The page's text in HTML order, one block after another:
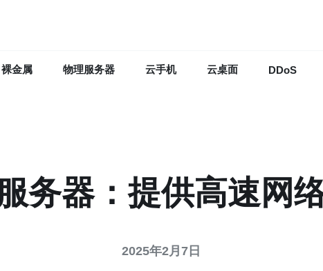
裸金属 物理服务器 云手机 云桌面 DDoS
务器：提供高速网
2025年2月7日